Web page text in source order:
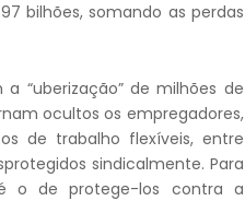
bilhões, somando as perdas
“uberização” de milhões de
ocultos os empregadores,
de trabalho flexíveis, entre
sindicalmente. Para
o de protege-los contra a